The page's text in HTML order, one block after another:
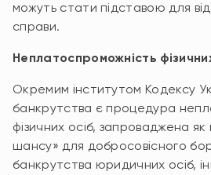
можуть стати підставою для
справи.
Неплатоспроможність
Окремим інститутом Кодексу
банкрутства є процедура
фізичних осіб, запроваджена як
шансу» для добросовісного
банкрутства юридичних осіб,